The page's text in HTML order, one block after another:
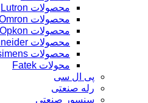
محصولات Lutron
محصولات Omron
محصولات Opkon
محصولات Schneider
محصولات simens
محولات Fatek
پی ال سی
رله صنعتی
سنسور صنعتی